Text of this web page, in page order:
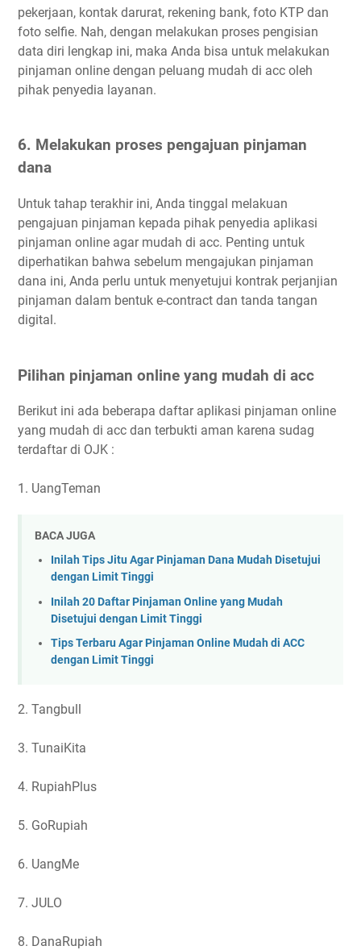
pekerjaan, kontak darurat, rekening bank, foto KTP dan
foto selfie. Nah, dengan melakukan proses pengisian
data diri lengkap ini, maka Anda bisa untuk melakukan
pinjaman online dengan peluang mudah di acc oleh
pihak penyedia layanan.
6. Melakukan proses pengajuan pinjaman
dana
Untuk tahap terakhir ini, Anda tinggal melakuan
pengajuan pinjaman kepada pihak penyedia aplikasi
pinjaman online agar mudah di acc. Penting untuk
diperhatikan bahwa sebelum mengajukan pinjaman
dana ini, Anda perlu untuk menyetujui kontrak perjanjian
pinjaman dalam bentuk e-contract dan tanda tangan
digital.
Pilihan pinjaman online yang mudah di acc
Berikut ini ada beberapa daftar aplikasi pinjaman online
yang mudah di acc dan terbukti aman karena sudag
terdaftar di OJK :
1. UangTeman
BACA JUGA
Inilah Tips Jitu Agar Pinjaman Dana Mudah Disetujui
dengan Limit Tinggi
Inilah 20 Daftar Pinjaman Online yang Mudah
Disetujui dengan Limit Tinggi
Tips Terbaru Agar Pinjaman Online Mudah di ACC
dengan Limit Tinggi
2. Tangbull
3. TunaiKita
4. RupiahPlus
5. GoRupiah
6. UangMe
7. JULO
8. DanaRupiah